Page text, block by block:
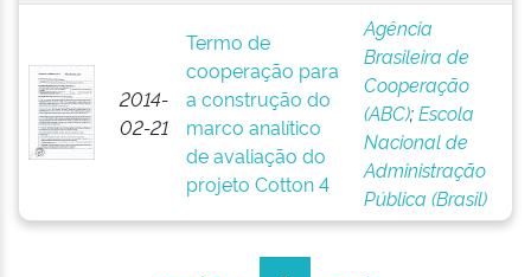
2014-
02-21
Termo de
cooperação para
a construção do
marco analítico
de avaliação do
projeto Cotton 4
Agência
Brasileira de
Cooperação
(ABC);Escola
Nacional de
Administração
Pública (Brasil)